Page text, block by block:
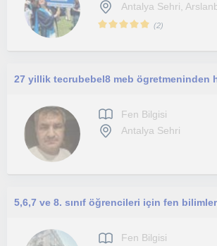
Antalya Sehri,
(2)
Fen Bilgisi
Antalya Sehri
5,6,7 ve 8. sınıf öğrencileri için fen
Fen Bilgisi